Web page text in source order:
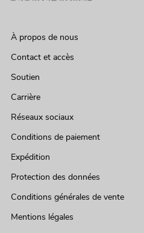
À propos de nous
Contact et accès
Soutien
Carrière
Réseaux sociaux
Conditions de paiement
Expédition
Protection des données
Conditions générales de vente
Mentions légales